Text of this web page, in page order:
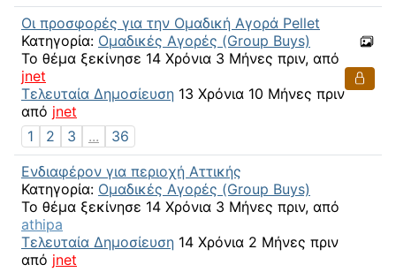
Οι προσφορές για την Ομαδική Αγορά Pellet
Κατηγορία: Ομαδικές Αγορές (Group Buys)
Το θέμα ξεκίνησε 14 Χρόνια 3 Μήνες πριν, από
jnet
Τελευταία Δημοσίευση 13 Χρόνια 10 Μήνες πριν
από jnet
1
2 3 ...
36
Ενδιαφέρον για περιοχή Αττικής
Κατηγορία: Ομαδικές Αγορές (Group Buys)
Το θέμα ξεκίνησε 14 Χρόνια 3 Μήνες πριν, από
athipa
Τελευταία Δημοσίευση 14 Χρόνια 2 Μήνες πριν
από jnet